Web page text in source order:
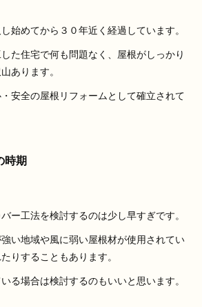
始めてから３０年近く経過しています。
た住宅で何も問題なく、屋根がしっかり
あります。
安全の屋根リフォームとして確立されて
時期
ー工法を検討するのは少し早すぎです。
い地域や風に弱い屋根材が使用されてい
りすることもあります。
る場合は検討するのもいいと思います。